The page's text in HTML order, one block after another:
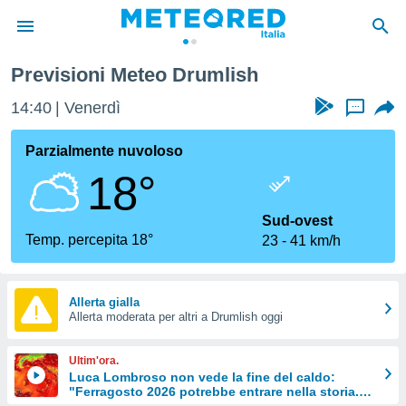
di
per
le
di
Web
le
Previsioni Meteo Drumlish
14:40 Venerdì ...
Parzialmente nuvoloso
18°
Temp. percepita 18°
Sud-ovest
23
41 km/h
Allerta gialla
Allerta moderata per altri a Drumlish oggi
Ultim'ora.
Luca Lombroso non vede la fine del caldo:
"Ferragosto 2026 potrebbe entrare nella storia.